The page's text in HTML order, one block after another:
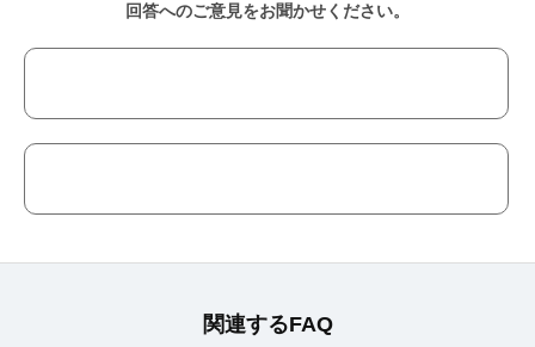
回答へのご意見をお聞かせください。
関連するFAQ